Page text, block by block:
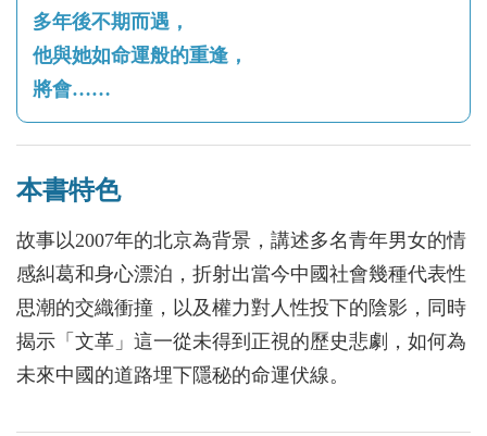
多年後不期而遇，
他與她如命運般的重逢，
將會……
本書特色
故事以2007年的北京為背景，講述多名青年男女的情
感糾葛和身心漂泊，折射出當今中國社會幾種代表性
思潮的交織衝撞，以及權力對人性投下的陰影，同時
揭示「文革」這一從未得到正視的歷史悲劇，如何為
未來中國的道路埋下隱秘的命運伏線。